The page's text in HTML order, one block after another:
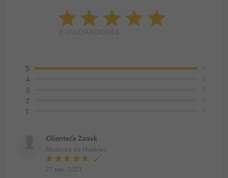
5
4
3
2
1
Cliente/a Zaask
Mudanza de Muebles
27 sep. 2021